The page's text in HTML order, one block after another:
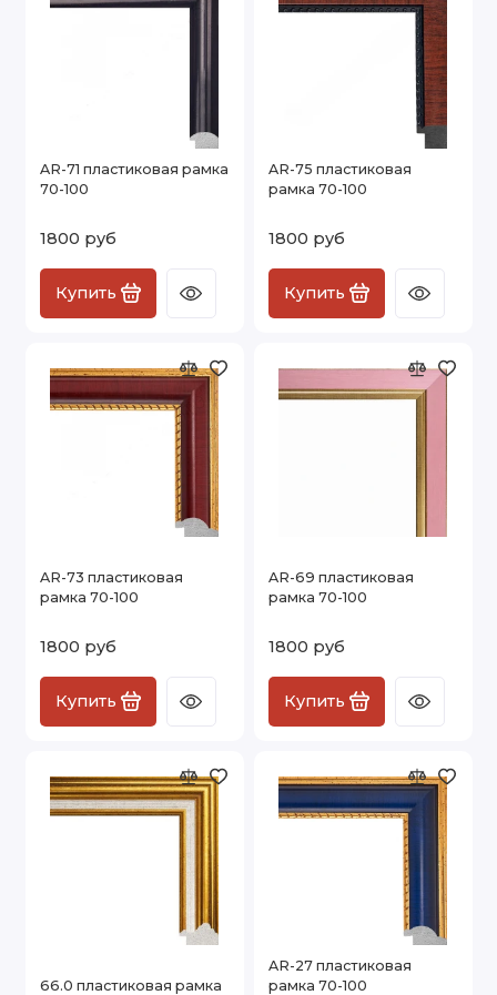
AR-71 пластиковая рамка
70-100
1800 руб
Купить
AR-75 пластиковая
рамка 70-100
1800 руб
Купить
AR-73 пластиковая
рамка 70-100
1800 руб
Купить
AR-69 пластиковая
рамка 70-100
1800 руб
Купить
66.0 пластиковая рамка
AR-27 пластиковая
рамка 70-100